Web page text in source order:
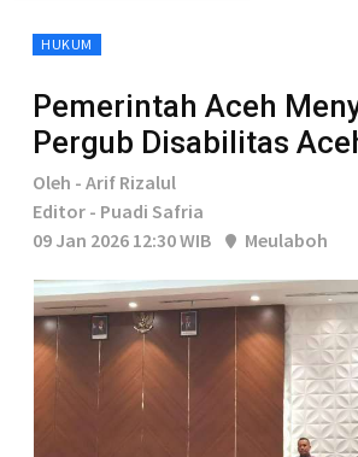
HUKUM
Pemerintah Aceh
Pergub Disabilitas
Oleh - Arif Rizalul
Editor - Puadi Safria
09 Jan 2026 12:30 WIB
Meulaboh